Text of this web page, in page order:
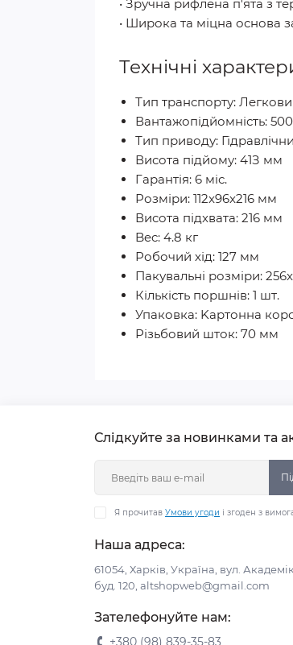
• Зручна рифлена п'ята з
• Широка та міцна основа
Технічні
Тип транспорту:
Вантажопідйомність:
Тип приводу:
Висота підйому: 41З мм
Гарантія: 6 міс.
Розміри: 112x96x216 мм
Висота підxвата: 216 мм
Bec: 4.8 кг
Робочий хід: 127 мм
Пакувальні розміри:
Кількість поршнів: 1 шт.
Упаковка: Kapтонна
Різьбовий шток: 70 мм
Слідкуйте за новинками та
Я прочитав Умови угоди і згоден з
Наша адреса:
61054, Харків, Україна, вул.
буд. 120, altshopweb@gmail.com
Зателефонуйте нам:
+380 (98) 839-35-83